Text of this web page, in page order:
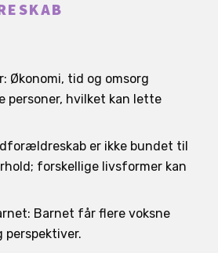
Økonomi, tid og omsorg
personer, hvilket kan lette
er ikke bundet til
forskellige livsformer kan
Barnet får flere voksne
perspektiver.